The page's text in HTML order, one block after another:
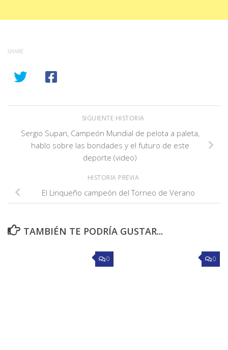
SHARE
SIGUIENTE HISTORIA
Sergio Supan, Campeón Mundial de pelota a paleta,
hablo sobre las bondades y el futuro de este
deporte (video)
HISTORIA PREVIA
El Linqueño campeón del Torneo de Verano
TAMBIÉN TE PODRÍA GUSTAR...
0 0